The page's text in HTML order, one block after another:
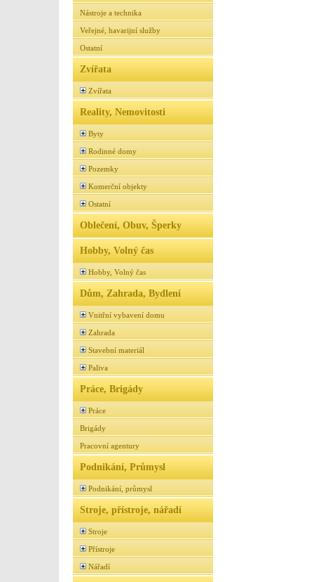
Nástroje a technika
Veřejné, havarijní služby
Ostatní
Zvířata
Zvířata
Reality, Nemovitosti
Byty
Rodinné domy
Pozemky
Komerční objekty
Ostatní
Oblečení, Obuv, Šperky
Hobby, Volný čas
Hobby, Volný čas
Dům, Zahrada, Bydlení
Vnitřní vybavení domu
Zahrada
Stavební materiál
Paliva
Práce, Brigády
Práce
Brigády
Pracovní agentury
Podnikání, Průmysl
Podnikání, průmysl
Stroje, přístroje, nářadí
Stroje
Přístroje
Nářadí